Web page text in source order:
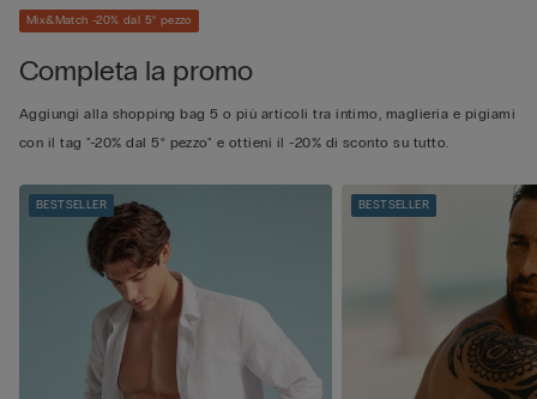
Mix&Match -20% dal 5° pezzo
Completa la promo
Aggiungi alla shopping bag 5 o più articoli tra intimo, maglieria e pigiami
con il tag "-20% dal 5° pezzo" e ottieni il -20% di sconto su tutto.
BESTSELLER BESTSELLER